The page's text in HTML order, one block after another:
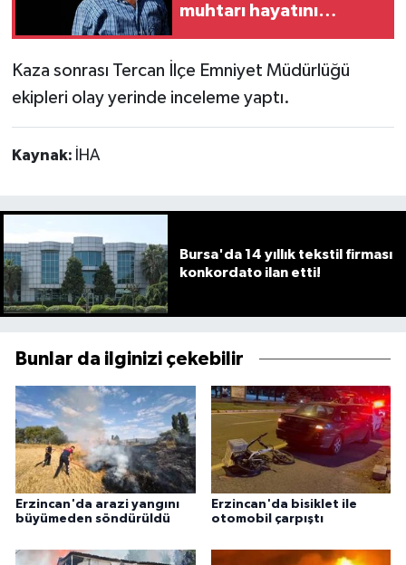
muhtarı hayatını
Kaza sonrası Tercan İlçe Emniyet Müdürlüğü
ekipleri olay yerinde inceleme yaptı.
Kaynak: İHA
Bursa'da 14 yıllık tekstil firması
konkordato ilan etti!
Bunlar da ilginizi çekebilir
Erzincan'da arazi yangını
büyümeden söndürüldü
Erzincan'da bisiklet ile
otomobil çarpıştı